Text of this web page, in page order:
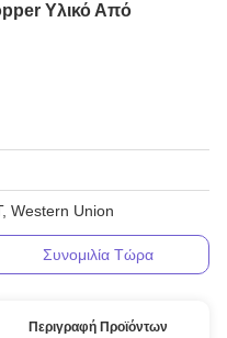
Υλικό Από
Western Union
Συνομιλία Τώρα
Περιγραφή Προϊόντων